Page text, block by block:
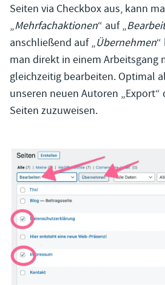
Seiten via Checkbox aus, kann
„Mehrfachaktionen“ auf „
anschließend auf „Übernehmen
man direkt in einem Arbeitsgang
gleichzeitig bearbeiten. Optimal
unseren neuen Autoren
Seiten zuzuweisen.